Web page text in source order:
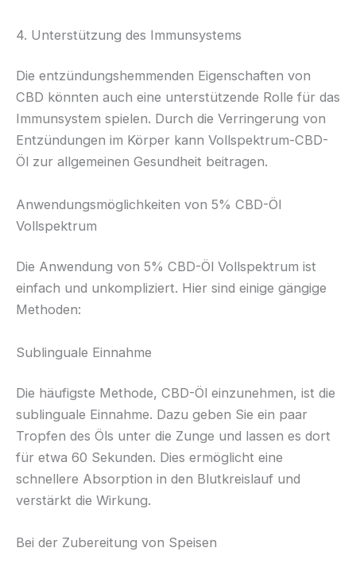
4. Unterstützung des Immunsystems
Die entzündungshemmenden Eigenschaften von
CBD könnten auch eine unterstützende Rolle für das
Immunsystem spielen. Durch die Verringerung von
Entzündungen im Körper kann Vollspektrum-CBD-
Öl zur allgemeinen Gesundheit beitragen.
Anwendungsmöglichkeiten von 5% CBD-Öl
Vollspektrum
Die Anwendung von 5% CBD-Öl Vollspektrum ist
einfach und unkompliziert. Hier sind einige gängige
Methoden:
Sublinguale Einnahme
Die häufigste Methode, CBD-Öl einzunehmen, ist die
sublinguale Einnahme. Dazu geben Sie ein paar
Tropfen des Öls unter die Zunge und lassen es dort
für etwa 60 Sekunden. Dies ermöglicht eine
schnellere Absorption in den Blutkreislauf und
verstärkt die Wirkung.
Bei der Zubereitung von Speisen